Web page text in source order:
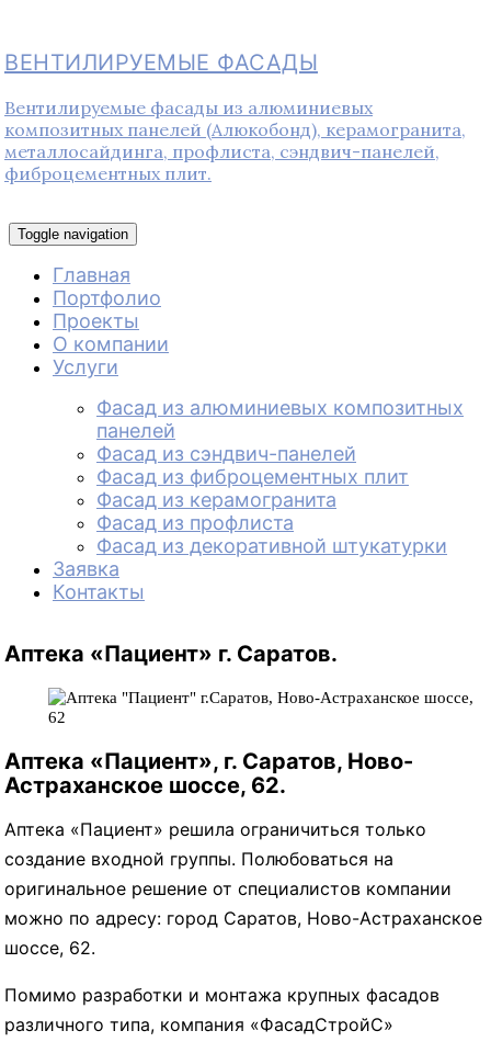
ВЕНТИЛИРУЕМЫЕ ФАСАДЫ
Вентилируемые фасады из алюминиевых
композитных панелей (Алюкобонд), керамогранита,
металлосайдинга, профлиста, сэндвич-панелей,
фиброцементных плит.
Toggle navigation
Главная
Портфолио
Проекты
О компании
Услуги
Фасад из алюминиевых композитных
панелей
Фасад из сэндвич-панелей
Фасад из фиброцементных плит
Фасад из керамогранита
Фасад из профлиста
Фасад из декоративной штукатурки
Заявка
Контакты
Аптека «Пациент» г. Саратов.
Аптека «Пациент», г. Саратов, Ново-
Астраханское шоссе, 62.
Аптека «Пациент» решила ограничиться только
создание входной группы. Полюбоваться на
оригинальное решение от специалистов компании
можно по адресу: город Саратов, Ново-Астраханское
шоссе, 62.
Помимо разработки и монтажа крупных фасадов
различного типа, компания «ФасадСтройС»